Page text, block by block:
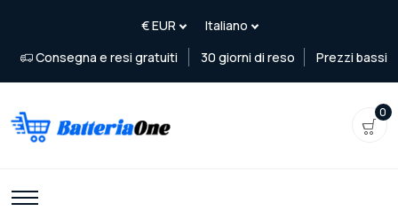
Consegna e resi gratuiti 30 giorni di reso Prezzi bassi
0